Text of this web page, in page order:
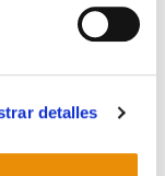
detalles